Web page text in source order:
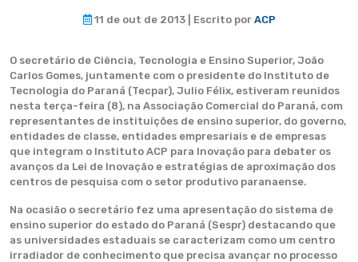
11 de out de 2013 | Escrito por ACP
O secretário de Ciência, Tecnologia e Ensino Superior, João
Carlos Gomes, juntamente com o presidente do Instituto de
Tecnologia do Paraná (Tecpar), Julio Félix, estiveram reunidos
nesta terça-feira (8), na Associação Comercial do Paraná, com
representantes de instituições de ensino superior, do governo,
entidades de classe, entidades empresariais e de empresas
que integram o Instituto ACP para Inovação para debater os
avanços da Lei de Inovação e estratégias de aproximação dos
centros de pesquisa com o setor produtivo paranaense.
Na ocasião o secretário fez uma apresentação do sistema de
ensino superior do estado do Paraná (Sespr) destacando que
as universidades estaduais se caracterizam como um centro
irradiador de conhecimento que precisa avançar no processo